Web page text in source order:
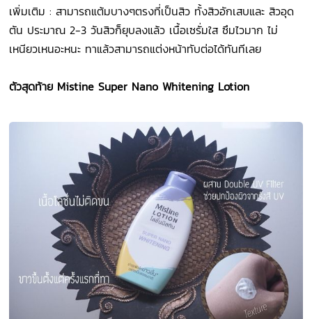
เพิ่มเติม : สามารถแต้มบางๆตรงที่เป็นสิว ทั้งสิวอักเสบและ สิวอุด
ตัน ประมาณ 2-3 วันสิวก็ยุบลงแล้ว เนื้อเซรั่มใส ซึมไวมาก ไม่
เหนียวเหนอะหนะ ทาแล้วสามารถแต่งหน้าทับต่อได้ทันทีเลย
ตัวสุดท้าย Mistine Super Nano Whitening Lotion